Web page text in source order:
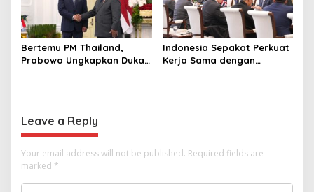
Bertemu PM Thailand,
Prabowo Ungkapkan Duka
Indonesia Sepakat Perkuat
Kerja Sama dengan
Leave a Reply
Your email address will not be published. Required fields are
marked *